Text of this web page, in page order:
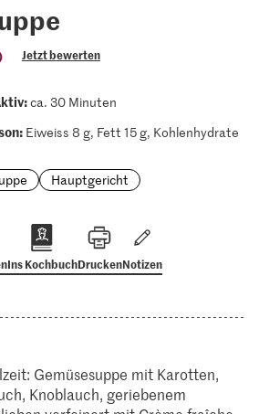
Jetzt bewerten
ca. 30 Minuten
Eiweiss 8 g, Fett 15 g, Kohlenhydrate
Hauptgericht
Ins KochbuchDruckenNotizen
Gemüsesuppe mit Karotten,
Knoblauch, geriebenem